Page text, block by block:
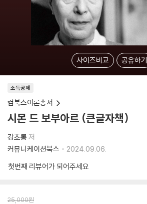
사이즈비교 공유하기
소득공제
컴북스이론총서
시몬 드 보부아르 (큰글자책)
강초롱 저
커뮤니케이션북스
2024.09.06.
첫번째 리뷰어가 되어주세요
25,000원